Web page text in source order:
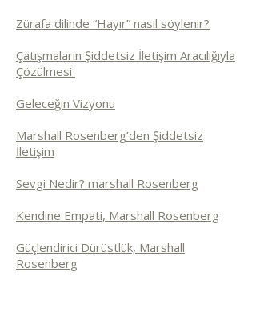
Zürafa dilinde “Hayır” nasıl söylenir?
Çatışmaların Şiddetsiz İletişim Aracılığıyla
Çözülmesi
Geleceğin Vizyonu
Marshall Rosenberg’den Şiddetsiz
İletişim
Sevgi Nedir? marshall Rosenberg
Kendine Empati, Marshall Rosenberg
Güçlendirici Dürüstlük, Marshall
Rosenberg